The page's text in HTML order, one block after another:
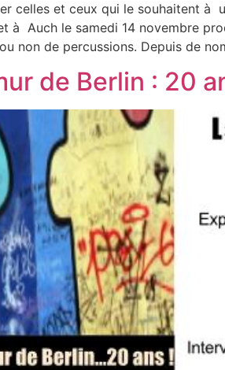
celles et ceux qui le souhaitent
à Auch le samedi 14 novembre
non de percussions. Depuis de
de Berlin : 20